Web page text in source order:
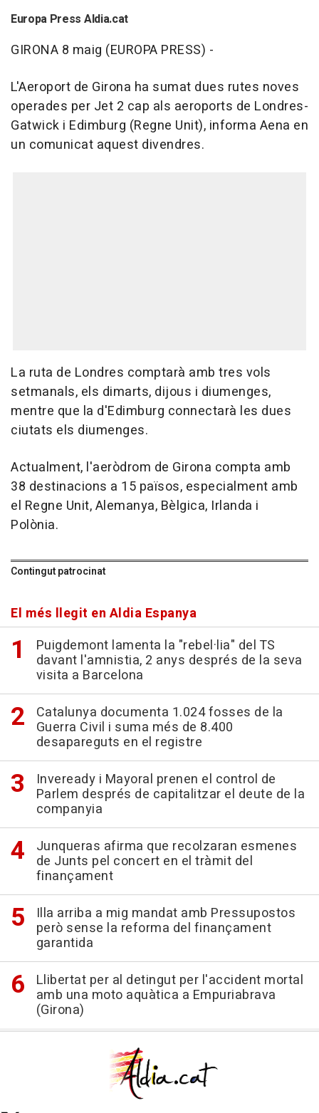
Europa Press Aldia.cat
GIRONA 8 maig (EUROPA PRESS) -
L'Aeroport de Girona ha sumat dues rutes noves
operades per Jet 2 cap als aeroports de Londres-
Gatwick i Edimburg (Regne Unit), informa Aena en
un comunicat aquest divendres.
La ruta de Londres comptarà amb tres vols
setmanals, els dimarts, dijous i diumenges,
mentre que la d'Edimburg connectarà les dues
ciutats els diumenges.
Actualment, l'aeròdrom de Girona compta amb
38 destinacions a 15 països, especialment amb
el Regne Unit, Alemanya, Bèlgica, Irlanda i
Polònia.
Contingut patrocinat
El més llegit en Aldia Espanya
Puigdemont lamenta la "rebel·lia" del TS
davant l'amnistia, 2 anys després de la seva
visita a Barcelona
Catalunya documenta 1.024 fosses de la
Guerra Civil i suma més de 8.400
desapareguts en el registre
Inveready i Mayoral prenen el control de
Parlem després de capitalitzar el deute de la
companyia
Junqueras afirma que recolzaran esmenes
de Junts pel concert en el tràmit del
finançament
Illa arriba a mig mandat amb Pressupostos
però sense la reforma del finançament
garantida
Llibertat per al detingut per l'accident mortal
amb una moto aquàtica a Empuriabrava
(Girona)